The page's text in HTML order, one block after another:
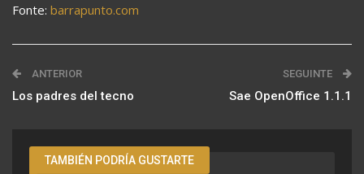
Fonte: barrapunto.com
ANTERIOR
Los padres del tecno
SEGUINTE
Sae OpenOffice 1.1.1
TAMBIÉN PODRÍA GUSTARTE